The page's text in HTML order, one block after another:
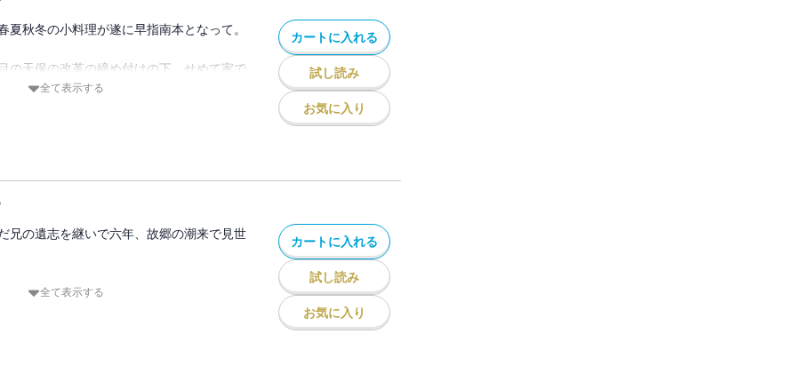
福な庄内から疲弊した川越国替えだ。非道
汰止みに！ 百姓と雖も二君に仕えずと、
へ、そして江戸へ……。
八杯豆腐 ・甘藷飯
夏秋冬の小料理が遂に早指南本となって。
の天保の改革の締め付けの下、せめて家で
、天保の改革が春宵を襲った。人情本など
の刑を受けた。春宵は筆を折り、身投げの
どか屋の常連たちが、同じくお咎めを受
麦屋になった元松のことを話して…。
本書より）＊
全て表示する
カートに入れる
試し読み
お気に入り
兄の遺志を継いで六年、故郷の潮来で見世
全て表示する
カートに入れる
試し読み
お気に入り